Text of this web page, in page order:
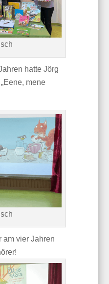
hatte Jörg
mene
am vier Jahren